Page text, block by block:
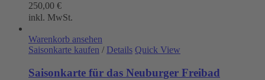
250,00 €
inkl. MwSt.
Warenkorb ansehen
Saisonkarte kaufen / Details Quick View
Saisonkarte für das Neuburger Freibad